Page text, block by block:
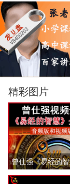
精彩图片